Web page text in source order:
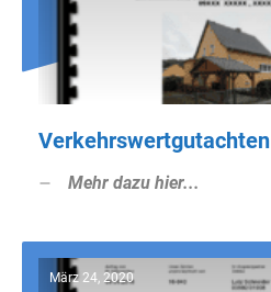
Verkehrswertgutachten
Mehr dazu hier...
März 24, 2020